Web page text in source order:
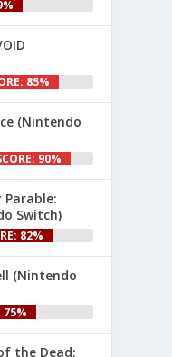
85%
(Nintendo
90%
Parable:
Switch)
82%
(Nintendo
75%
the Dead: